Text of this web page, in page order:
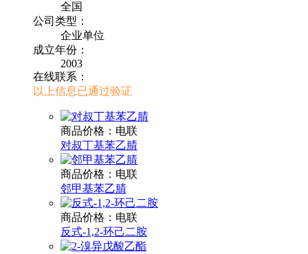
全国
公司类型：
企业单位
成立年份：
2003
在线联系：
以上信息已通过验证
商品价格：电联
对叔丁基苯乙腈
商品价格：电联
邻甲基苯乙腈
商品价格：电联
反式-1,2-环己二胺